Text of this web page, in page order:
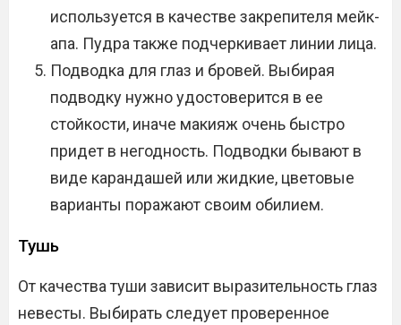
используется в качестве закрепителя мейк-
апа. Пудра также подчеркивает линии лица.
Подводка для глаз и бровей. Выбирая
подводку нужно удостоверится в ее
стойкости, иначе макияж очень быстро
придет в негодность. Подводки бывают в
виде карандашей или жидкие, цветовые
варианты поражают своим обилием.
Тушь
От качества туши зависит выразительность глаз
невесты. Выбирать следует проверенное